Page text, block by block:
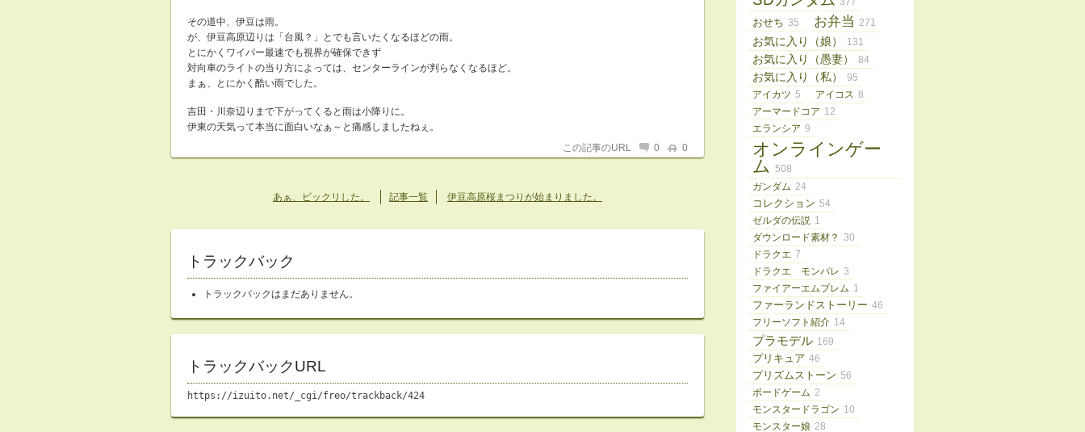
その道中、伊豆は雨。
が、伊豆高原辺りは「台風？」とでも言いたくなるほどの雨。
とにかくワイパー最速でも視界が確保できず
対向車のライトの当り方によっては、センターラインが判らなくなるほど。
まぁ、とにかく酷い雨でした。
吉田・川奈辺りまで下がってくると雨は小降りに。
伊東の天気って本当に面白いなぁ～と痛感しましたねぇ。
この記事のURL
0 0
あぁ、ビックリした。 記事一覧 伊豆高原桜まつりが始まりました。
トラックバック
トラックバックはまだありません。
トラックバックURL
https://izuito.net/_cgi/freo/trackback/424
おせち 35 お弁当 271
お気に入り（娘） 131
お気に入り（愚妻） 84
お気に入り（私）
95
アイカツ 5 アイコス 8
アーマードコア 12
エランシア 9
オンラインゲー
ム 508
ガンダム 24
コレクション 54
ゼルダの伝説 1
ダウンロード素材？ 30
ドラクエ 7
ドラクエ モンパレ 3
ファイアーエムブレム 1
ファーランドストーリー 46
フリーソフト紹介 14
プラモデル 169
プリキュア 46
プリズムストーン 56
ボードゲーム 2
モンスタードラゴン 10
モンスター娘 28